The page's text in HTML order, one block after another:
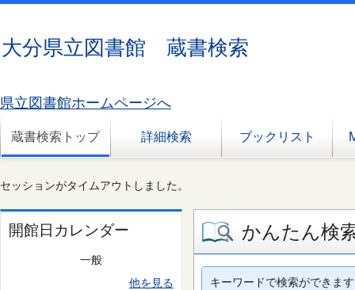
大分県立図書館 蔵書検索
県立図書館ホームページへ
蔵書検索トップ 詳細検索 ブックリスト
セッションがタイムアウトしました。
開館日カレンダー
一般
他を見る
かんたん検
キーワードで検索ができます